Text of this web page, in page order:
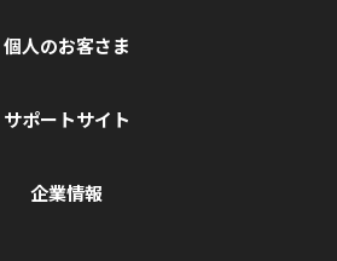
個人のお客さま
サポートサイト
企業情報